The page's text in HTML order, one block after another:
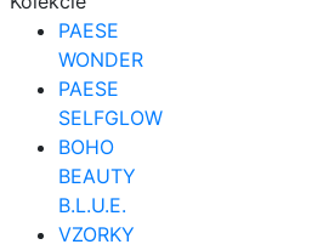
PAESE
WONDER
PAESE
SELFGLOW
BOHO
BEAUTY
B.L.U.E.
VZORKY